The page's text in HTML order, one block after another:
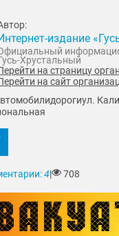
издание
Хрустальный
на страницу
на сайт
дорогиул.
4| 708